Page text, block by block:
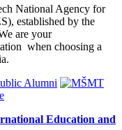
National Agency for
established by the
are your
when choosing a
Education and